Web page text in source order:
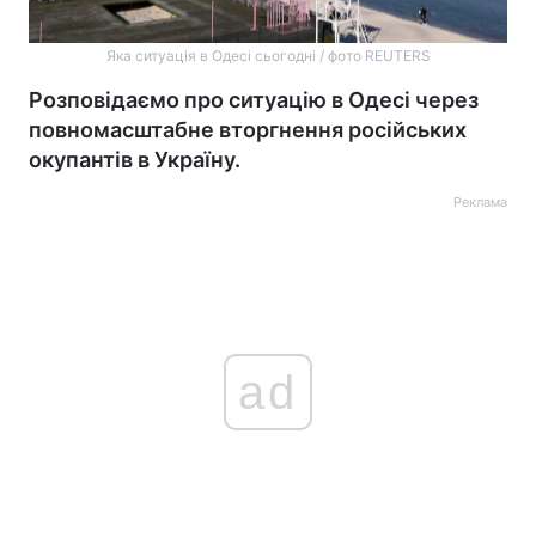
Яка ситуація в Одесі сьогодні / фото REUTERS
Розповідаємо про ситуацію в Одесі через
повномасштабне вторгнення російських
окупантів в Україну.
Реклама
ad